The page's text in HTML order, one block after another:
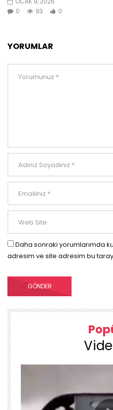
0
93 0
YORUMLAR
Daha sonraki yorumlarımda
adresim ve site adresim bu